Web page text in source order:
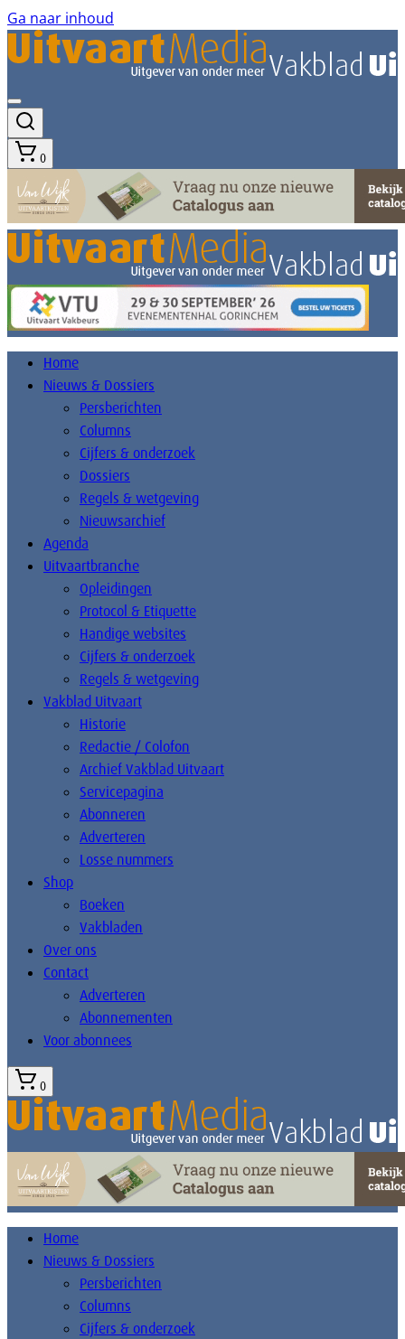
Ga naar inhoud
0
Home
Nieuws & Dossiers
Persberichten
Columns
Cijfers & onderzoek
Dossiers
Regels & wetgeving
Nieuwsarchief
Agenda
Uitvaartbranche
Opleidingen
Protocol & Etiquette
Handige websites
Cijfers & onderzoek
Regels & wetgeving
Vakblad Uitvaart
Historie
Redactie / Colofon
Archief Vakblad Uitvaart
Servicepagina
Abonneren
Adverteren
Losse nummers
Shop
Boeken
Vakbladen
Over ons
Contact
Adverteren
Abonnementen
Voor abonnees
0
Home
Nieuws & Dossiers
Persberichten
Columns
Cijfers & onderzoek